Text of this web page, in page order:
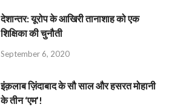
देशान्‍तर: यूरोप के आखिरी तानाशाह को एक
शिक्षिका की चुनौती
September 6, 2020
इंक़लाब ज़िंदाबाद के सौ साल और हसरत मोहानी
के तीन ‘एम’!